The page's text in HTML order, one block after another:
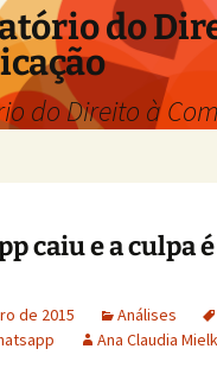
do
do Direito à
caiu e a culpa
de 2015 Análises
Ana Claudia